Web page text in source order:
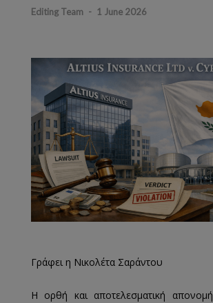
Editing Team - 1 June 2026
Γράφει η Νικολέτα Σαράντου
Η ορθή και αποτελεσματική απονομή